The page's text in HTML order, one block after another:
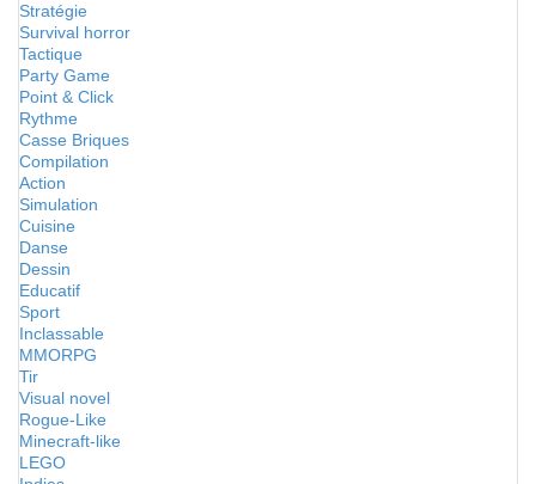
Stratégie
Survival horror
Tactique
Party Game
Point & Click
Rythme
Casse Briques
Compilation
Action
Simulation
Cuisine
Danse
Dessin
Educatif
Sport
Inclassable
MMORPG
Tir
Visual novel
Rogue-Like
Minecraft-like
LEGO